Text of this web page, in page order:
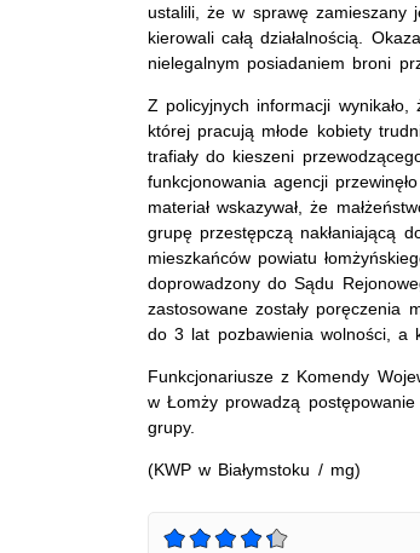
ustalili, że w sprawę zamieszany
kierowali całą działalnością.
nielegalnym posiadaniem broni
Z policyjnych informacji
której pracują młode kobiety
trafiały do kieszeni
funkcjonowania agencji
materiał wskazywał, że
grupę przestępczą nakłaniającą
mieszkańców powiatu
doprowadzony do Sądu
zastosowane zostały poręczenia
do 3 lat pozbawienia wolności, a
Funkcjonariusze z Komendy
w Łomży prowadzą
grupy.
(KWP w Białymstoku / mg)